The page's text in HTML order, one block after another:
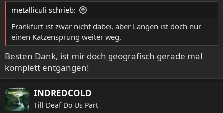
metalliculi schrieb:
Frankfurt ist zwar nicht dabei, aber Langen ist doch nur
einen Katzensprung weiter weg.
Besten Dank, ist mir doch geografisch gerade mal
komplett entgangen!
INDREDCOLD
Till Deaf Do Us Part